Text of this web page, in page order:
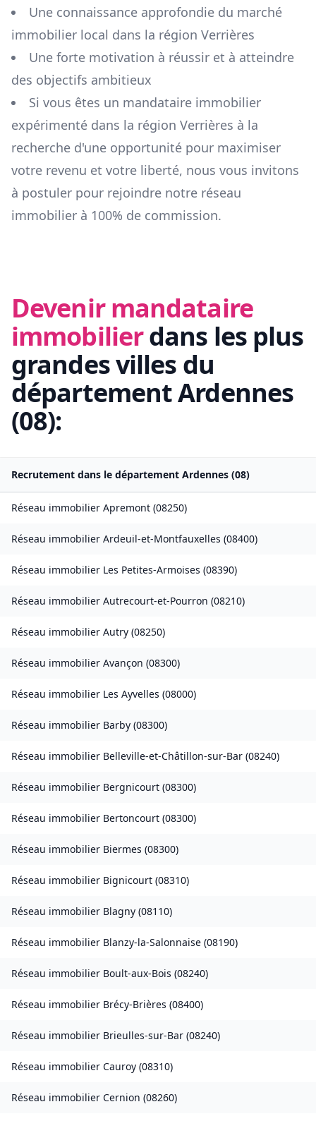
Une connaissance approfondie du marché
immobilier local dans la région Verrières
Une forte motivation à réussir et à atteindre
des objectifs ambitieux
Si vous êtes un mandataire immobilier
expérimenté dans la région Verrières à la
recherche d'une opportunité pour maximiser
votre revenu et votre liberté, nous vous invitons
à postuler pour rejoindre notre réseau
immobilier à 100% de commission.
Devenir mandataire
immobilierdans les plus
grandes villes du
départementArdennes
(08):
Recrutement dans le département Ardennes (08)
Réseau immobilier Apremont (08250)
Réseau immobilier Ardeuil-et-Montfauxelles (08400)
Réseau immobilier Les Petites-Armoises (08390)
Réseau immobilier Autrecourt-et-Pourron (08210)
Réseau immobilier Autry (08250)
Réseau immobilier Avançon (08300)
Réseau immobilier Les Ayvelles (08000)
Réseau immobilier Barby (08300)
Réseau immobilier Belleville-et-Châtillon-sur-Bar (08240)
Réseau immobilier Bergnicourt (08300)
Réseau immobilier Bertoncourt (08300)
Réseau immobilier Biermes (08300)
Réseau immobilier Bignicourt (08310)
Réseau immobilier Blagny (08110)
Réseau immobilier Blanzy-la-Salonnaise (08190)
Réseau immobilier Boult-aux-Bois (08240)
Réseau immobilier Brécy-Brières (08400)
Réseau immobilier Brieulles-sur-Bar (08240)
Réseau immobilier Cauroy (08310)
Réseau immobilier Cernion (08260)